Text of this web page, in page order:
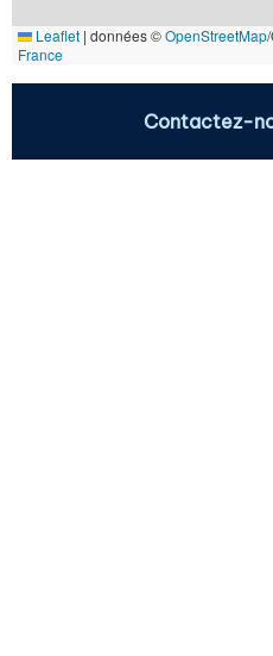
Leaflet | données ©OpenStreetMap
France
Contactez-